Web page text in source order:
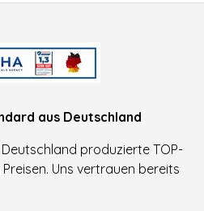
aus Deutschland
produzierte TOP-
Uns vertrauen bereits